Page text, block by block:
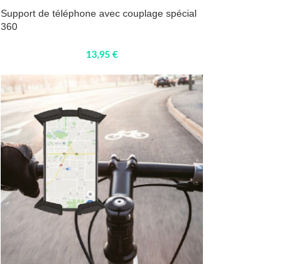
Support de téléphone avec couplage spécial
360
13,95€